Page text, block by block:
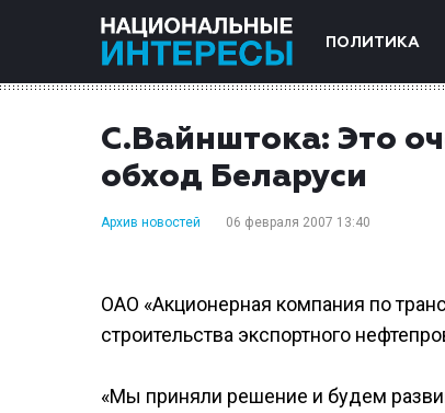
ПОЛИТИКА
С.Вайнштока: Это
обход Беларуси
Архив новостей 06 февраля 2007 13:40
ОАО «Акционерная компания по
строительства экспортного
«Мы приняли решение и будем